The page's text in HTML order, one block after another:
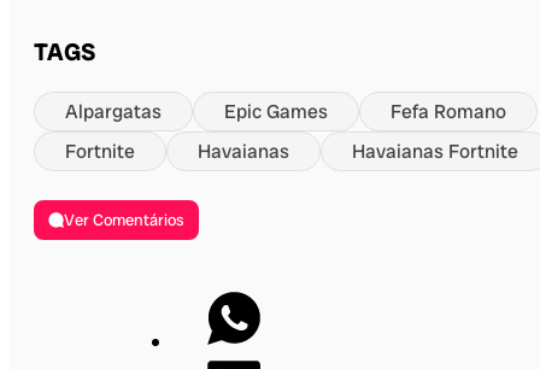
TAGS
Alpargatas Epic Games
Fefa Romano
Fortnite
Havaianas Havaianas Fortnite
Ver Comentários